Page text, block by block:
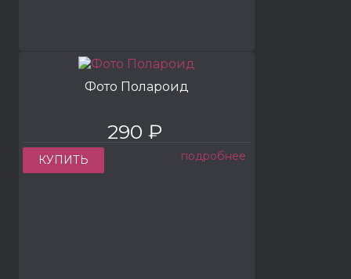
Фото Полароид
290 ₽
КУПИТЬ подробнее